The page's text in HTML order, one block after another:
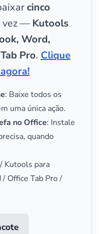
cinco
vez — Kutools
Word,
Pro. Clique
: Baixe todos os
uma única ação.
no Office: Instale
quando
Kutools para
Office Tab Pro /